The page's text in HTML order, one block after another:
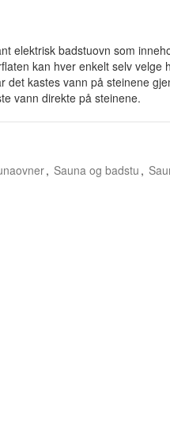
elektrisk badstuovn som
kan hver enkelt selv velge
det kastes vann på steinene
vann direkte på steinene.
, Sauna og badstu ,